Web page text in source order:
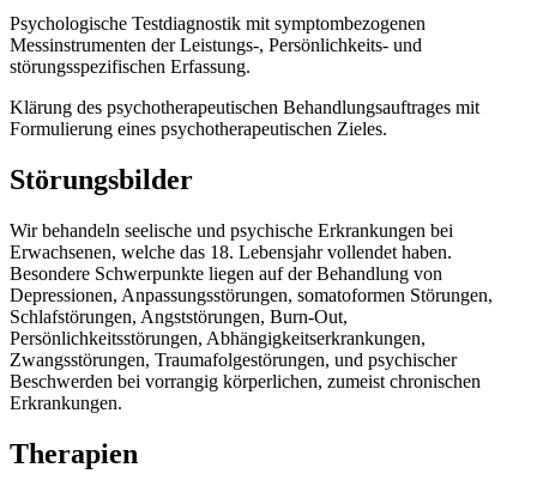
Psychologische Testdiagnostik mit symptombezogenen
Messinstrumenten der Leistungs-, Persönlichkeits- und
störungsspezifischen Erfassung.
Klärung des psychotherapeutischen Behandlungsauftrages mit
Formulierung eines psychotherapeutischen Zieles.
Störungsbilder
Wir behandeln seelische und psychische Erkrankungen bei
Erwachsenen, welche das 18. Lebensjahr vollendet haben.
Besondere Schwerpunkte liegen auf der Behandlung von
Depressionen, Anpassungsstörungen, somatoformen Störungen,
Schlafstörungen, Angststörungen, Burn-Out,
Persönlichkeitsstörungen, Abhängigkeitserkrankungen,
Zwangsstörungen, Traumafolgestörungen, und psychischer
Beschwerden bei vorrangig körperlichen, zumeist chronischen
Erkrankungen.
Therapien